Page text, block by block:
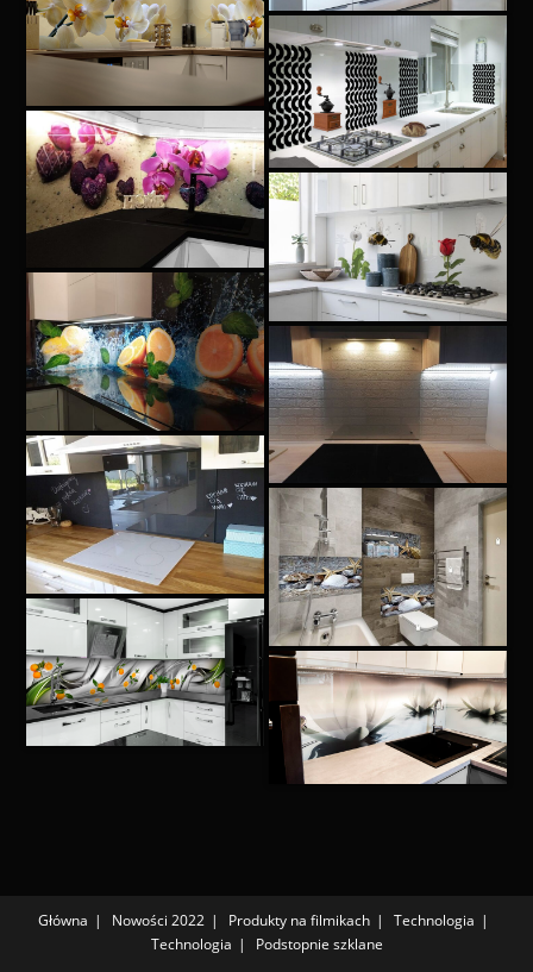
Główna Nowości 2022 Produkty na filmikach
Technologia
Technologia
Podstopnie szklane